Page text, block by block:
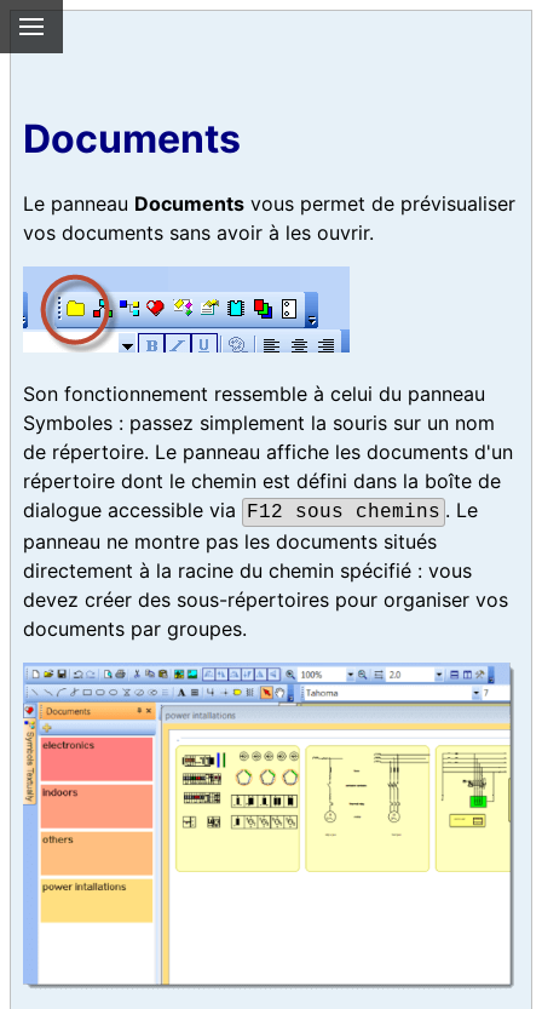
Documents
Le panneau Documents vous permet de prévisualiser
vos documents sans avoir à les ouvrir.
Son fonctionnement ressemble à celui du panneau
Symboles : passez simplement la souris sur un nom
de répertoire. Le panneau affiche les documents d'un
répertoire dont le chemin est défini dans la boîte de
dialogue accessible via
F12 sous chemins . Le
panneau ne montre pas les documents situés
directement à la racine du chemin spécifié : vous
devez créer des sous-répertoires pour organiser vos
documents par groupes.